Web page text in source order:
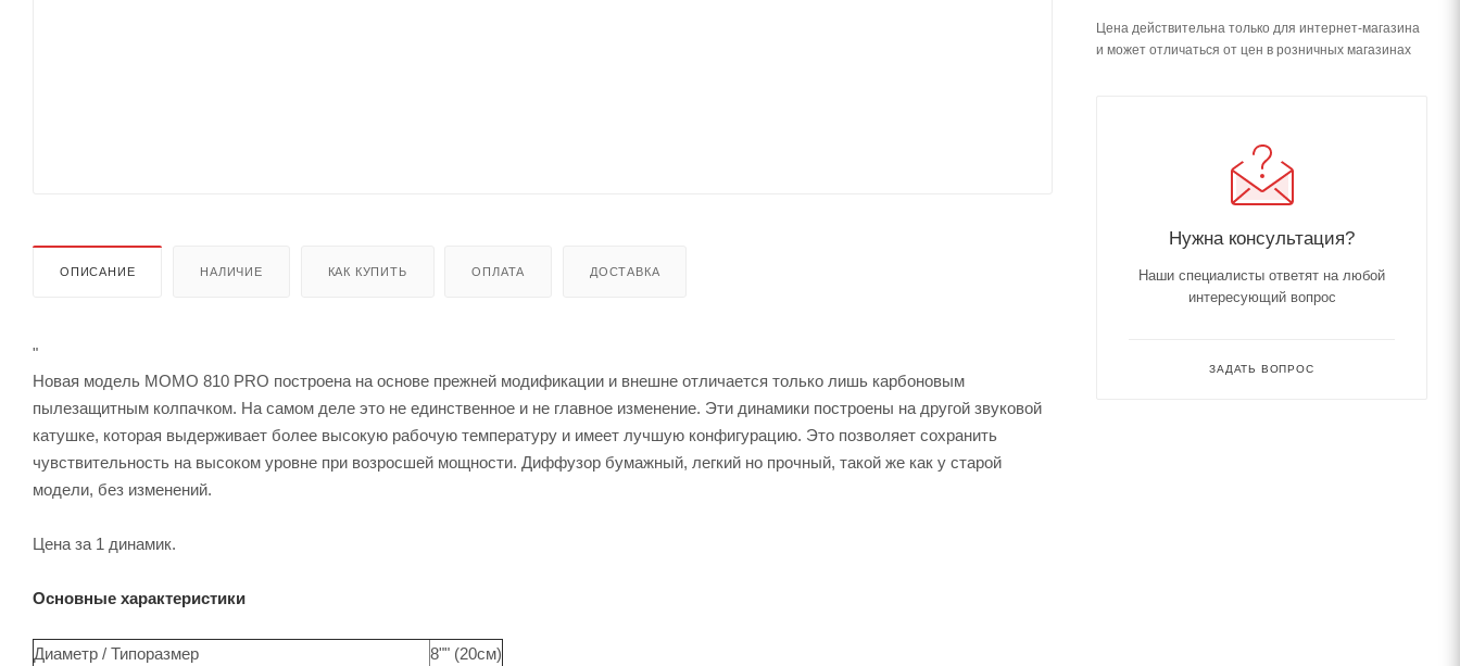
ОПИСАНИЕ НАЛИЧИЕ КАК КУПИТЬ ОПЛАТА ДОСТАВКА
"
Новая модель MOMO 810 PRO построена на основе прежней модификации и внешне отличается только лишь карбоновым
пылезащитным колпачком. На самом деле это не единственное и не главное изменение. Эти динамики построены на другой звуковой
катушке, которая выдерживает более высокую рабочую температуру и имеет лучшую конфигурацию. Это позволяет сохранить
чувствительность на высоком уровне при возросшей мощности. Диффузор бумажный, легкий но прочный, такой же как у старой
модели, без изменений.
Цена за 1 динамик.
Основные характеристики
Диаметр / Типоразмер
8"" (20см)
Цена действительна только для интернет-магазина
и может отличаться от цен в розничных магазинах
Нужна консультация?
Наши специалисты ответят на любой
интересующий вопрос
ЗАДАТЬ ВОПРОС